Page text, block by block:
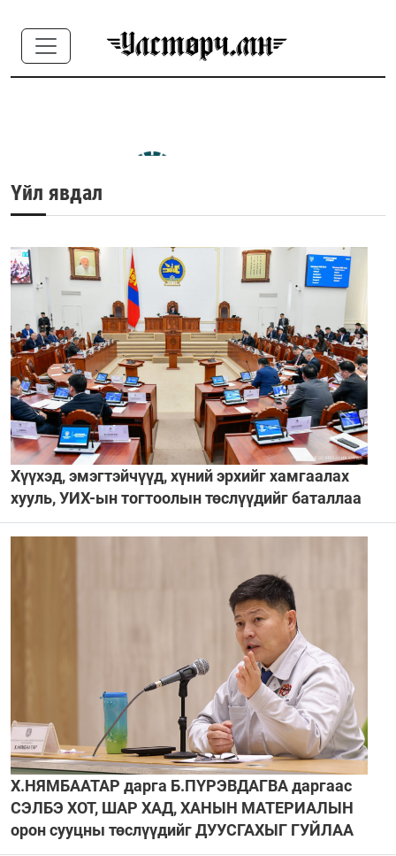
Үйл явдал
Хүүхэд, эмэгтэйчүүд, хүний эрхийг хамгаалах
хууль, УИХ-ын тогтоолын төслүүдийг баталлаа
Х.НЯМБААТАР дарга Б.ПҮРЭВДАГВА даргаас
СЭЛБЭ ХОТ, ШАР ХАД, ХАНЫН МАТЕРИАЛЫН
орон сууцны төслүүдийг ДУУСГАХЫГ ГУЙЛАА